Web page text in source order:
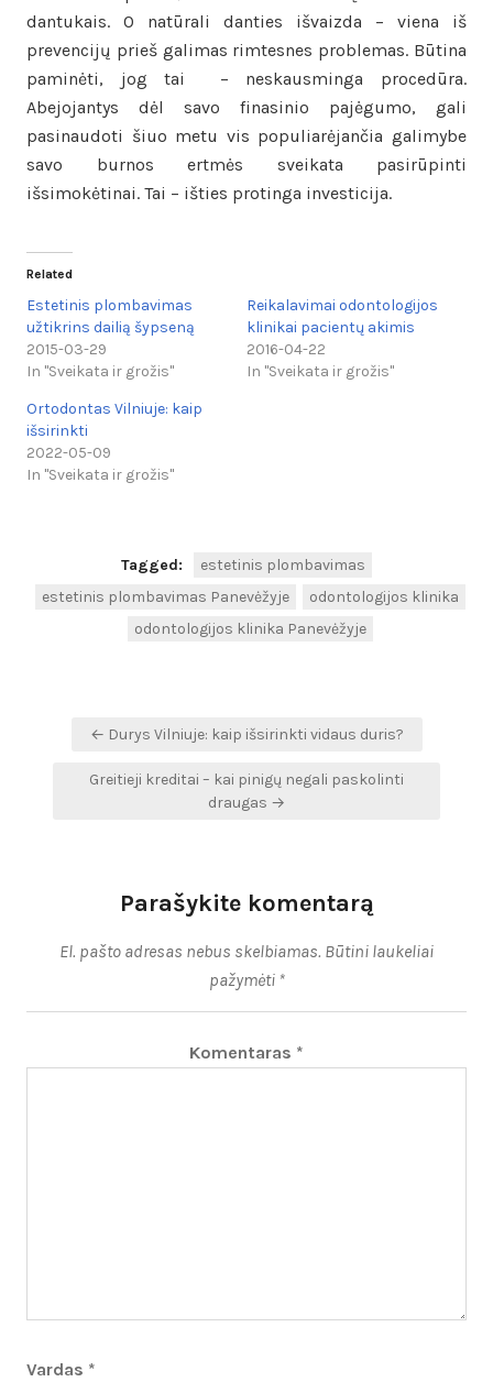
dantukais. O natūrali danties išvaizda – viena iš
prevencijų prieš galimas rimtesnes problemas. Būtina
paminėti, jog tai – neskausminga procedūra.
Abejojantys dėl savo finasinio pajėgumo, gali
pasinaudoti šiuo metu vis populiarėjančia galimybe
savo burnos ertmės sveikata pasirūpinti
išsimokėtinai. Tai – išties protinga investicija.
Related
Estetinis plombavimas
užtikrins dailią šypseną
2015-03-29
In "Sveikata ir grožis"
Reikalavimai odontologijos
klinikai pacientų akimis
2016-04-22
In "Sveikata ir grožis"
Ortodontas Vilniuje: kaip
išsirinkti
2022-05-09
In "Sveikata ir grožis"
Tagged:
estetinis plombavimas
estetinis plombavimas Panevėžyje
odontologijos klinika
odontologijos klinika Panevėžyje
Navigacija
įrašų
← Durys Vilniuje: kaip išsirinkti vidaus duris?
Greitieji kreditai – kai pinigų negali paskolinti
draugas →
Parašykite komentarą
El. pašto adresas nebus skelbiamas. Būtini laukeliai
pažymėti *
Komentaras *
Vardas *